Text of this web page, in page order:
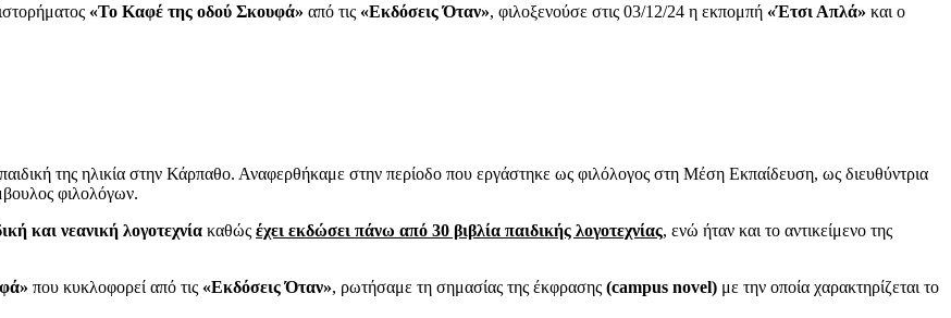
«Το Καφέ της οδού Σκουφά» από τις «Εκδόσεις Όταν», φιλοξενούσε στις 03/12/24 η εκπομπή «Έτσι Απλά» και ο
παιδική της ηλικία στην Κάρπαθο. Αναφερθήκαμε στην περίοδο που εργάστηκε ως φιλόλογος στη Μέση Εκπαίδευση, ως διευθύντρια
φιλολόγων.
και νεανική λογοτεχνία καθώς έχει εκδώσει πάνω από 30 βιβλία παιδικής λογοτεχνίας, ενώ ήταν και το αντικείμενο της
που κυκλοφορεί από τις «Εκδόσεις Όταν», ρωτήσαμε τη σημασίας της έκφρασης (campus novel) με την οποία χαρακτηρίζεται το